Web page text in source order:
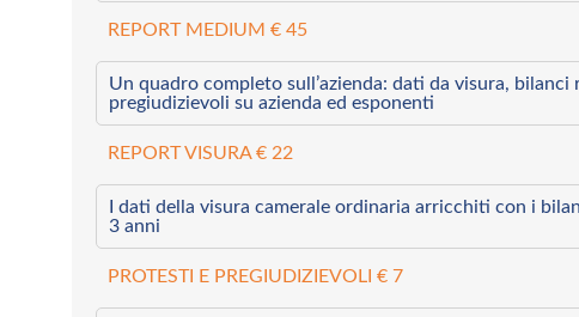
REPORT MEDIUM € 45
Un quadro completo sull’azienda: dati da visura,
pregiudizievoli su azienda ed esponenti
REPORT VISURA € 22
I dati della visura camerale ordinaria arricchiti con i
3 anni
PROTESTI E PREGIUDIZIEVOLI € 7